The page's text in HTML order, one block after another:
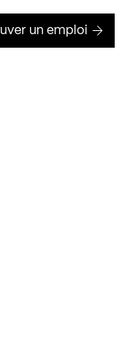
de Kollectif
de Kollectif
de Kollectif
un emploi